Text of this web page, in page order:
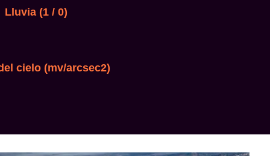
Lluvia (1 / 0)
cielo (mv/arcsec2)